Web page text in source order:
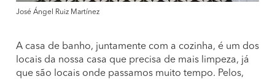
José Ángel Ruiz Martínez
A casa de banho, juntamente com a cozinha, é um dos
locais da nossa casa que precisa de mais limpeza, já
que são locais onde passamos muito tempo. Pelos,